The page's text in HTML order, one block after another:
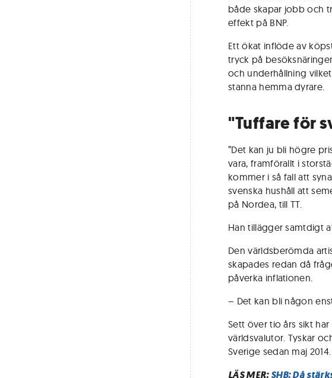
både skapar jobb och
effekt på BNP.
Ett ökat inflöde av
tryck på
och underhållning
stanna hemma dyrare.
"Tuffare för
”Det kan ju bli högre
vara, framförallt i
kommer i så fall att
svenska hushåll att
på Nordea, till TT.
Han tillägger samtdigt
Den världsberömda
skapades redan då
påverka inflationen.
– Det kan bli någon
Sett över tio års sikt
världsvalutor. Tyskar
Sverige sedan maj 2014.
LÄS MER:SHB: Då